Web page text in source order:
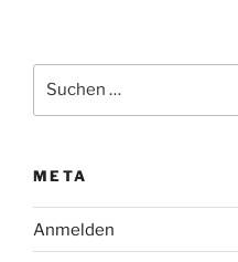
nach:
META
Anmelden